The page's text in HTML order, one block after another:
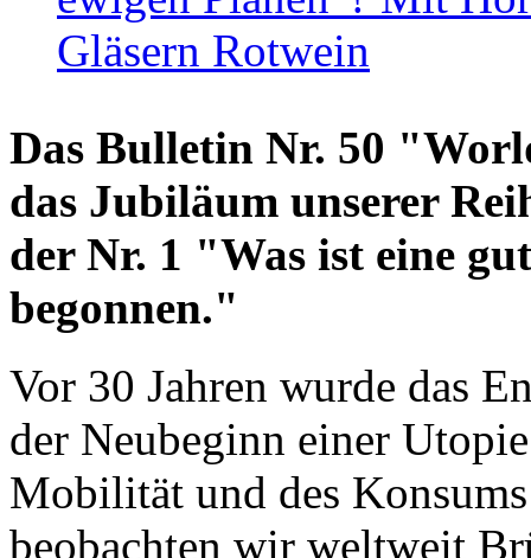
Gläsern Rotwein
Das Bulletin Nr. 50
das Jubiläum unserer
der Nr. 1 "Was ist eine
begonnen."
Vor 30 Jahren wurde das
der Neubeginn einer
Mobilität und des
beobachten wir weltweit